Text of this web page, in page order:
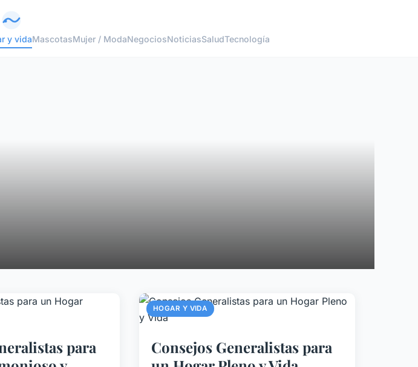
y vidaMascotasMujer / ModaNegociosNoticiasSaludTecnología
para
HOGAR Y VIDA
Consejos Generalistas para